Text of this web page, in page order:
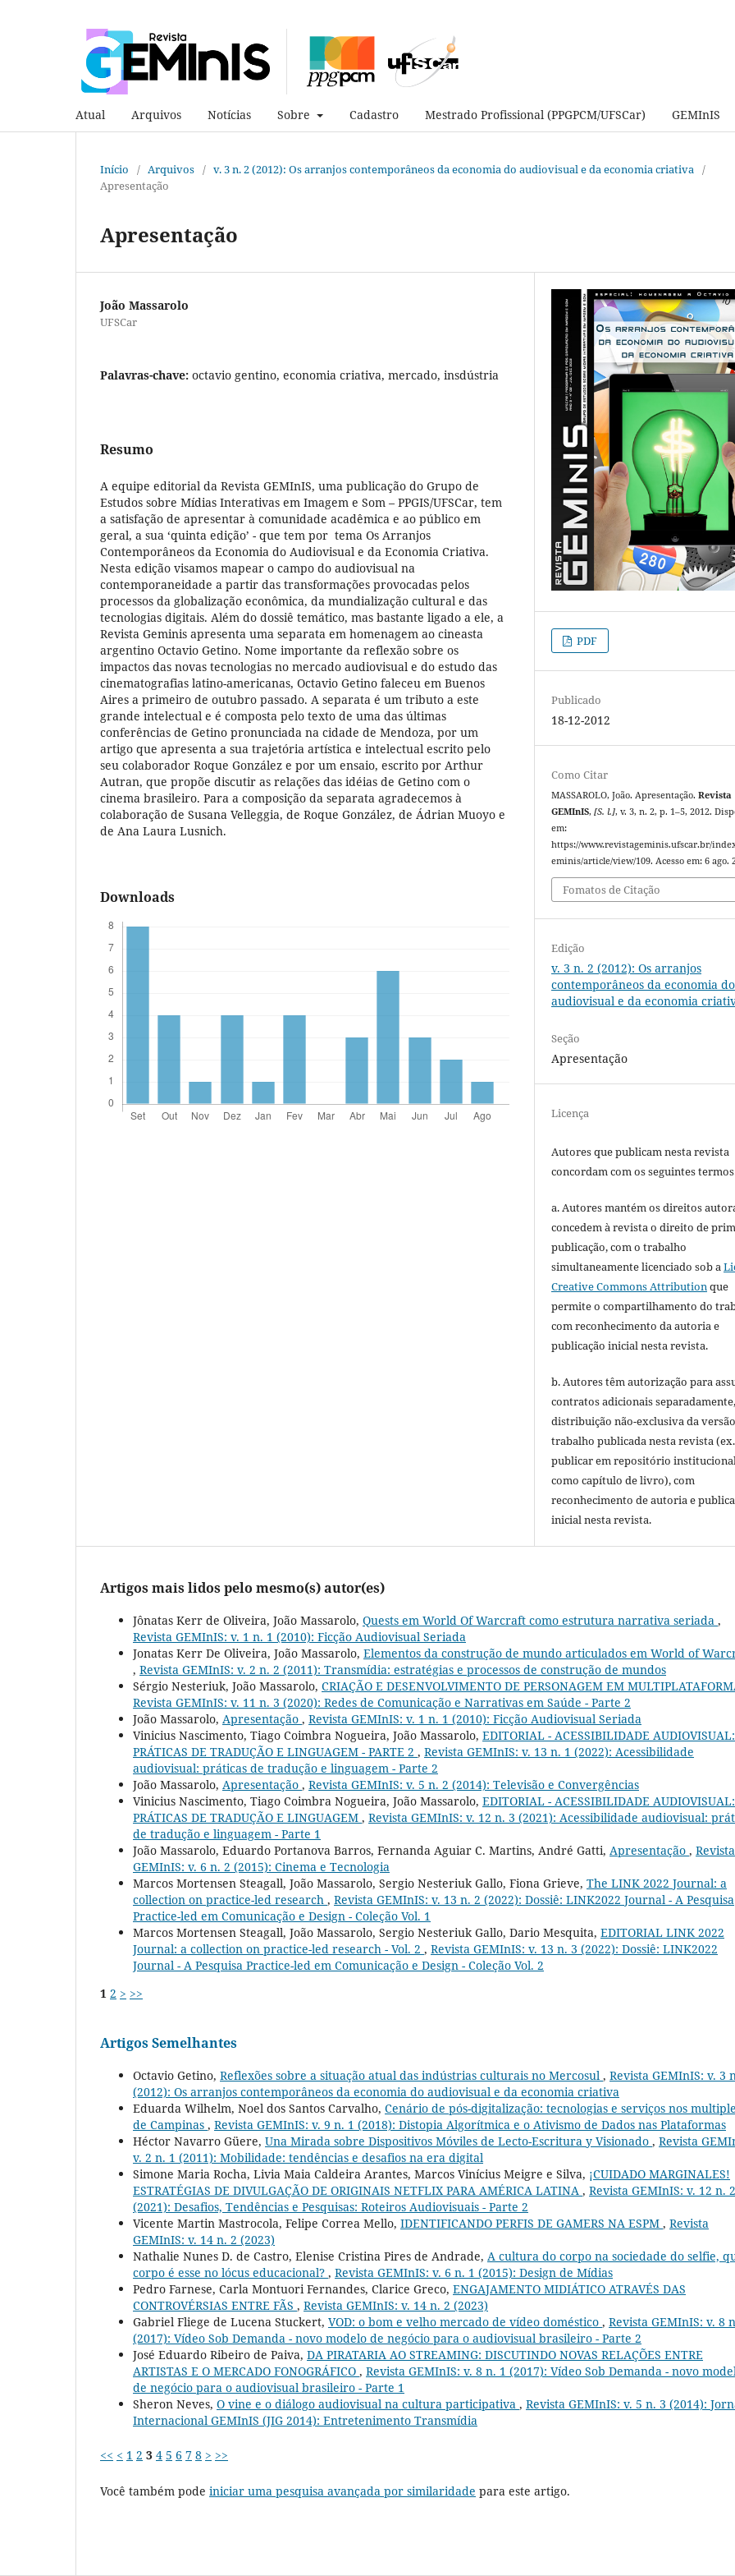
Atual Arquivos Notícias Sobre Cadastro Mestrado Profissional (PPGPCM/UFSCar) GEMInIS
Início / Arquivos / v. 3 n. 2 (2012): Os arranjos contemporâneos da economia do audiovisual e da economia criativa /
Apresentação
Apresentação
João Massarolo
UFSCar
Palavras-chave: octavio gentino, economia criativa, mercado, insdústria
Resumo
A equipe editorial da Revista GEMInIS, uma publicação do Grupo de
Estudos sobre Mídias Interativas em Imagem e Som – PPGIS/UFSCar, tem
a satisfação de apresentar à comunidade acadêmica e ao público em
geral, a sua ‘quinta edição’ - que tem por tema Os Arranjos
Contemporâneos da Economia do Audiovisual e da Economia Criativa.
Nesta edição visamos mapear o campo do audiovisual na
contemporaneidade a partir das transformações provocadas pelos
processos da globalização econômica, da mundialização cultural e das
tecnologias digitais. Além do dossiê temático, mas bastante ligado a ele, a
Revista Geminis apresenta uma separata em homenagem ao cineasta
argentino Octavio Getino. Nome importante da reflexão sobre os
impactos das novas tecnologias no mercado audiovisual e do estudo das
cinematografias latino-americanas, Octavio Getino faleceu em Buenos
Aires a primeiro de outubro passado. A separata é um tributo a este
grande intelectual e é composta pelo texto de uma das últimas
conferências de Getino pronunciada na cidade de Mendoza, por um
artigo que apresenta a sua trajetória artística e intelectual escrito pelo
seu colaborador Roque González e por um ensaio, escrito por Arthur
Autran, que propõe discutir as relações das idéias de Getino com o
cinema brasileiro. Para a composição da separata agradecemos à
colaboração de Susana Velleggia, de Roque González, de Ádrian Muoyo e
de Ana Laura Lusnich.
Downloads
PDF
Publicado
18-12-2012
Como Citar
MASSAROLO, João. Apresentação.Revista
GEMInIS,[S. l.], v. 3, n. 2, p. 1–5, 2012.
em:
https://www.revistageminis.ufscar.br/
eminis/article/view/109. Acesso em: 6 ago.
Fomatos de Citação
Edição
v. 3 n. 2 (2012): Os arranjos
contemporâneos da economia do
audiovisual e da economia
Seção
Apresentação
Licença
Autores que publicam nesta revista
concordam com os seguintes
a. Autores mantém os direitos
concedem à revista o direito de
publicação, com o trabalho
simultaneamente licenciado sob a
Creative Commons Attributionque
permite o compartilhamento do
com reconhecimento da autoria e
publicação inicial nesta revista.
b. Autores têm autorização para
contratos adicionais
distribuição não-exclusiva da
trabalho publicada nesta revista
publicar em repositório
como capítulo de livro), com
reconhecimento de autoria e
inicial nesta revista.
Artigos mais lidos pelo mesmo(s) autor(es)
Jônatas Kerr de Oliveira, João Massarolo, Quests em World Of Warcraft como estrutura narrativa seriada ,
Revista GEMInIS: v. 1 n. 1 (2010): Ficção Audiovisual Seriada
Jonatas Kerr De Oliveira, João Massarolo, Elementos da construção de mundo articulados em World of
, Revista GEMInIS: v. 2 n. 2 (2011): Transmídia: estratégias e processos de construção de mundos
Sérgio Nesteriuk, João Massarolo, CRIAÇÃO E DESENVOLVIMENTO DE PERSONAGEM EM
Revista GEMInIS: v. 11 n. 3 (2020): Redes de Comunicação e Narrativas em Saúde - Parte 2
João Massarolo, Apresentação , Revista GEMInIS: v. 1 n. 1 (2010): Ficção Audiovisual Seriada
Vinicius Nascimento, Tiago Coimbra Nogueira, João Massarolo, EDITORIAL - ACESSIBILIDADE AUDIOVISUAL:
PRÁTICAS DE TRADUÇÃO E LINGUAGEM - PARTE 2 , Revista GEMInIS: v. 13 n. 1 (2022): Acessibilidade
audiovisual: práticas de tradução e linguagem - Parte 2
João Massarolo, Apresentação , Revista GEMInIS: v. 5 n. 2 (2014): Televisão e Convergências
Vinicius Nascimento, Tiago Coimbra Nogueira, João Massarolo, EDITORIAL - ACESSIBILIDADE AUDIOVISUAL:
PRÁTICAS DE TRADUÇÃO E LINGUAGEM , Revista GEMInIS: v. 12 n. 3 (2021): Acessibilidade audiovisual:
de tradução e linguagem - Parte 1
João Massarolo, Eduardo Portanova Barros, Fernanda Aguiar C. Martins, André Gatti, Apresentação , Revista
GEMInIS: v. 6 n. 2 (2015): Cinema e Tecnologia
Marcos Mortensen Steagall, João Massarolo, Sergio Nesteriuk Gallo, Fiona Grieve, The LINK 2022 Journal: a
collection on practice-led research , Revista GEMInIS: v. 13 n. 2 (2022): Dossiê: LINK2022 Journal - A Pesquisa
Practice-led em Comunicação e Design - Coleção Vol. 1
Marcos Mortensen Steagall, João Massarolo, Sergio Nesteriuk Gallo, Dario Mesquita, EDITORIAL LINK 2022
Journal: a collection on practice-led research - Vol. 2 , Revista GEMInIS: v. 13 n. 3 (2022): Dossiê: LINK2022
Journal - A Pesquisa Practice-led em Comunicação e Design - Coleção Vol. 2
1 2 > >>
Artigos Semelhantes
Octavio Getino, Reflexões sobre a situação atual das indústrias culturais no Mercosul , Revista GEMInIS: v. 3
(2012): Os arranjos contemporâneos da economia do audiovisual e da economia criativa
Eduarda Wilhelm, Noel dos Santos Carvalho, Cenário de pós-digitalização: tecnologias e serviços nos
de Campinas , Revista GEMInIS: v. 9 n. 1 (2018): Distopia Algorítmica e o Ativismo de Dados nas Plataformas
Héctor Navarro Güere, Una Mirada sobre Dispositivos Móviles de Lecto-Escritura y Visionado , Revista
v. 2 n. 1 (2011): Mobilidade: tendências e desafios na era digital
Simone Maria Rocha, Livia Maia Caldeira Arantes, Marcos Vinícius Meigre e Silva, ¡CUIDADO MARGINALES!
ESTRATÉGIAS DE DIVULGAÇÃO DE ORIGINAIS NETFLIX PARA AMÉRICA LATINA , Revista GEMInIS: v. 12 n. 2
(2021): Desafios, Tendências e Pesquisas: Roteiros Audiovisuais - Parte 2
Vicente Martin Mastrocola, Felipe Correa Mello, IDENTIFICANDO PERFIS DE GAMERS NA ESPM , Revista
GEMInIS: v. 14 n. 2 (2023)
Nathalie Nunes D. de Castro, Elenise Cristina Pires de Andrade, A cultura do corpo na sociedade do selfie,
corpo é esse no lócus educacional? , Revista GEMInIS: v. 6 n. 1 (2015): Design de Mídias
Pedro Farnese, Carla Montuori Fernandes, Clarice Greco, ENGAJAMENTO MIDIÁTICO ATRAVÉS DAS
CONTROVÉRSIAS ENTRE FÃS , Revista GEMInIS: v. 14 n. 2 (2023)
Gabriel Fliege de Lucena Stuckert, VOD: o bom e velho mercado de vídeo doméstico , Revista GEMInIS: v. 8
(2017): Vídeo Sob Demanda - novo modelo de negócio para o audiovisual brasileiro - Parte 2
José Eduardo Ribeiro de Paiva, DA PIRATARIA AO STREAMING: DISCUTINDO NOVAS RELAÇÕES ENTRE
ARTISTAS E O MERCADO FONOGRÁFICO , Revista GEMInIS: v. 8 n. 1 (2017): Vídeo Sob Demanda - novo
de negócio para o audiovisual brasileiro - Parte 1
Sheron Neves, O vine e o diálogo audiovisual na cultura participativa , Revista GEMInIS: v. 5 n. 3 (2014):
Internacional GEMInIS (JIG 2014): Entretenimento Transmídia
<< < 1 2 3 4 5 6 7 8 > >>
Você também pode iniciar uma pesquisa avançada por similaridade para este artigo.